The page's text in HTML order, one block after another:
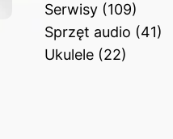
Serwisy(109)
Sprzęt audio (41)
Ukulele(22)